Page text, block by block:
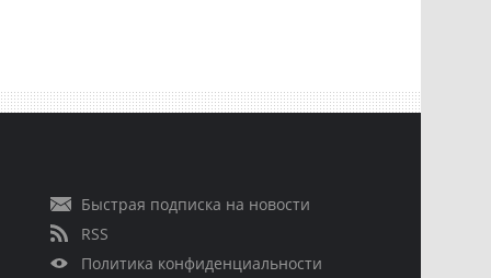
Быстрая подписка на новости
RSS
Политика конфиденциальности